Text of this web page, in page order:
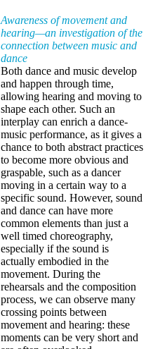
Awareness of movement and
hearing—an investigation of the
connection between music and
dance
Both dance and music develop
and happen through time,
allowing hearing and moving to
shape each other. Such an
interplay can enrich a dance-
music performance, as it gives a
chance to both abstract practices
to become more obvious and
graspable, such as a dancer
moving in a certain way to a
specific sound. However, sound
and dance can have more
common elements than just a
well timed choreography,
especially if the sound is
actually embodied in the
movement. During the
rehearsals and the composition
process, we can observe many
crossing points between
movement and hearing: these
moments can be very short and